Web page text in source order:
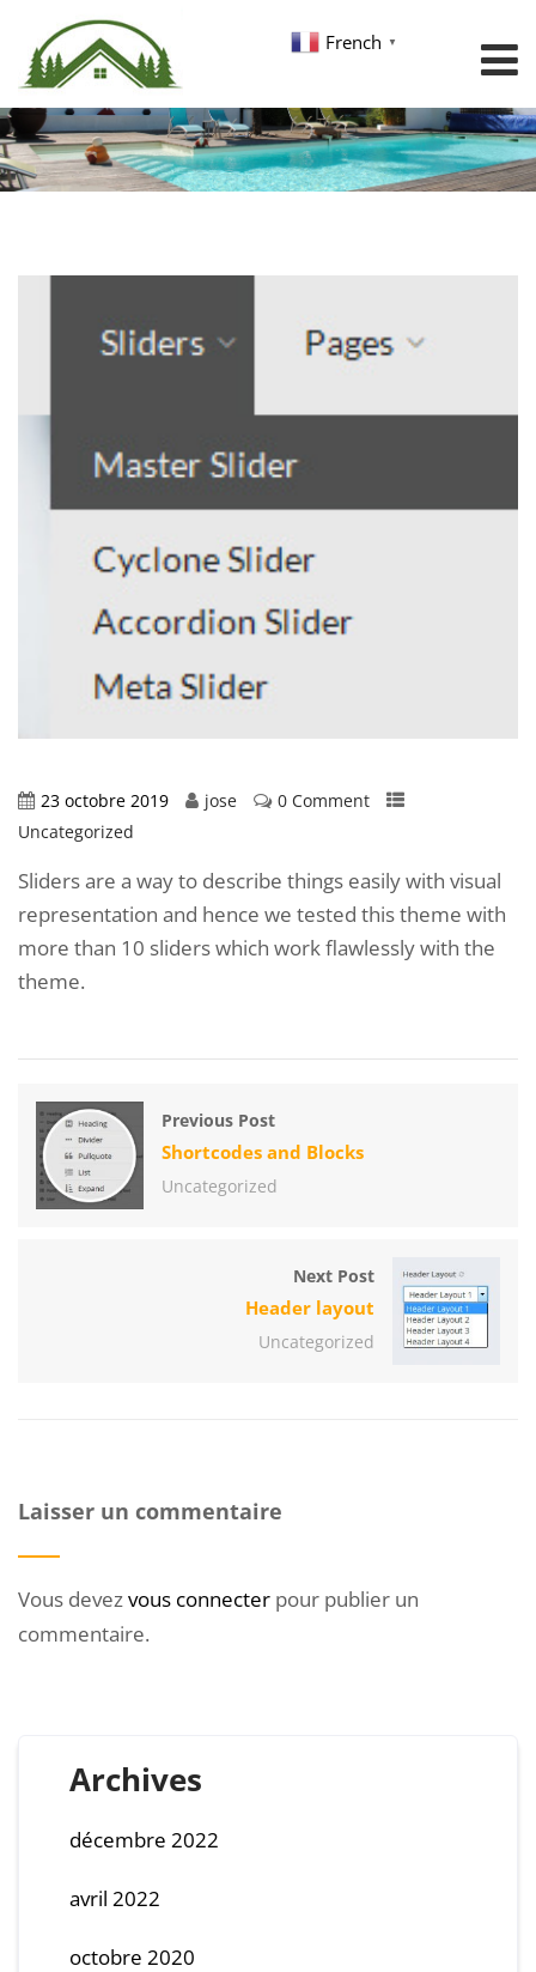
French ▼
23 octobre 2019 jose
0 Comment
Uncategorized
Sliders are a way to describe things easily with visual
representation and hence we tested this theme with
more than 10 sliders which work flawlessly with the
theme.
Previous Post
Shortcodes and Blocks
Uncategorized
Next Post
Header layout
Uncategorized
Laisser un commentaire
Vous devezvous connecter pour publier un
commentaire.
Archives
décembre 2022
avril 2022
octobre 2020